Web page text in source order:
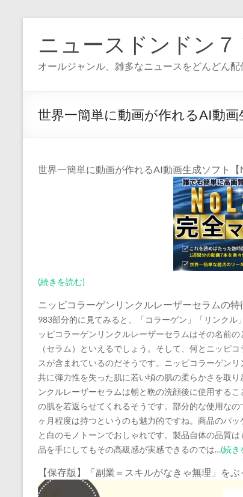
ニュースドンドン７
オールジャンル、雑多なニュースをどんどん配
世界一簡単に動画が作れるAI動
世界一簡単に動画が作れるAI動画生成ソフト【
(続きを読む)
ニッピコラーゲンリンクルレーザーセラムの
983部分的に見てみると、「コラーゲン」「リンク
ッピコラーゲンリンクルレーザーセラムはその名前
（セラム）といえるでしょう。そして、何とニッピ
スが含まれているのだそうです。ニッピコラーゲン
共に弾力性を失った肌に若い頃の肌の柔らかさを取
ンクルレーザーセラムは朝と晩の洗顔後に使用する
の肌を若返らせてくれるそうです。部分的な使用な
ヶ月程度は持つというのも魅力的ですね。商品のパ
と白のモノトーンでおしゃれです。製品自体の品質
品を手にしてもその高級感が実感できるのでは…(続き
【保存版】「副業＝スキルがなきゃ無理」を